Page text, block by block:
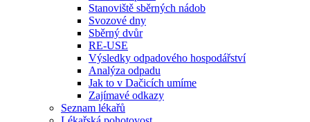
Stanoviště sběrných nádob
Svozové dny
Sběrný dvůr
RE-USE
Výsledky odpadového hospodářství
Analýza odpadu
Jak to v Dačicích umíme
Zajímavé odkazy
Seznam lékařů